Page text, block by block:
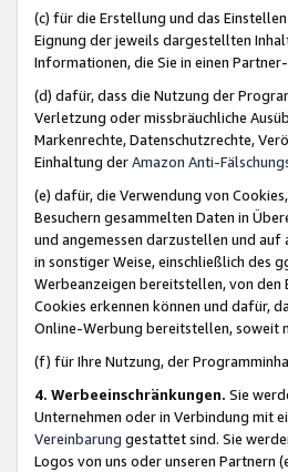
(c) für die Erstellung und das
Eignung der jeweils dargestellten
Informationen, die Sie in einen
(d) dafür, dass die Nutzung der
Verletzung oder missbräuchliche
Markenrechte, Datenschutzrechte,
Einhaltung derAmazon Anti-
(e) dafür, die Verwendung von
Besuchern gesammelten Daten in
und angemessen darzustellen und
in sonstiger Weise, einschließlich des
Werbeanzeigen bereitstellen, von den
Cookies erkennen können und dafür,
Online-Werbung bereitstellen, soweit
(f) für Ihre Nutzung, der
4. Werbeeinschränkungen. Sie
Unternehmen oder in Verbindung mit
Vereinbarung gestattet sind. Sie
Logos von uns oder unseren Partnern